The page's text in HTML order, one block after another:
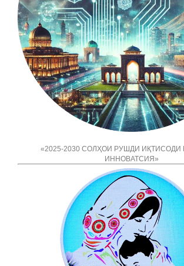
«2025-2030 СОЛҲОИ РУШДИ ИҚТИСОДИ
ИННОВАТСИЯ»